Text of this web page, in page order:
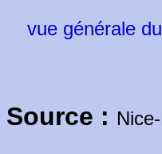
vue générale
Source :